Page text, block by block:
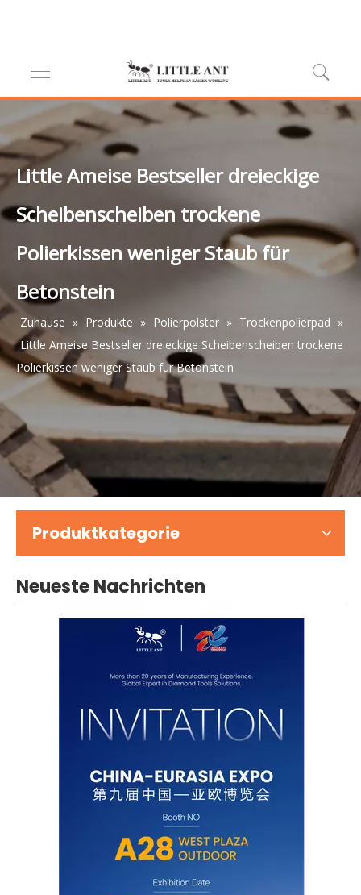
Little Ameise Bestseller dreieckige
Scheibenscheiben trockene
Polierkissen weniger Staub für
Betonstein
Zuhause » Produkte » Polierpolster » Trockenpolierpad »
Little Ameise Bestseller dreieckige Scheibenscheiben trockene
Polierkissen weniger Staub für Betonstein
Produktkategorie
Neueste Nachrichten